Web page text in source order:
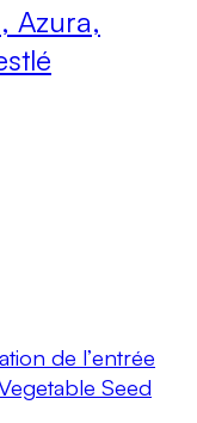
Azura,
de l’entrée
Seed